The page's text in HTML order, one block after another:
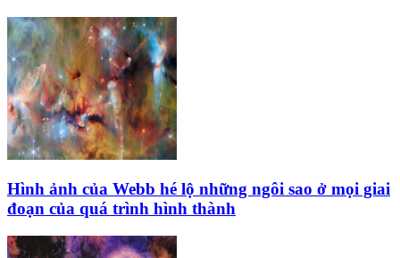
Hình ảnh của Webb hé lộ những ngôi sao ở mọi giai
đoạn của quá trình hình thành